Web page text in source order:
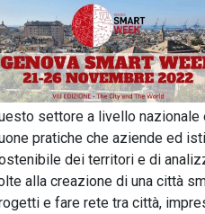
settore a livello nazionale
pratiche che aziende ed
dei territori e di
alla creazione di una città
e fare rete tra città,